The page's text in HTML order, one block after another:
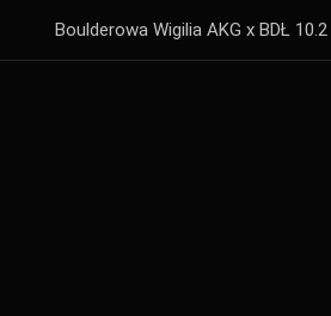
Boulderowa Wigilia AKG x BDŁ 10.2